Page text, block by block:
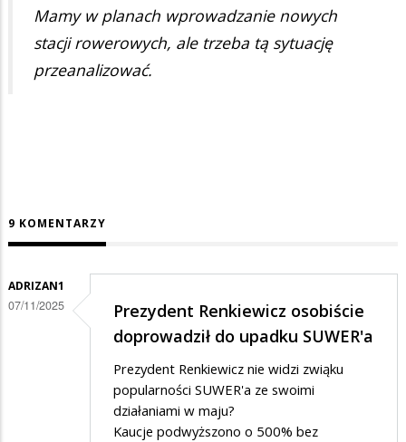
Mamy w planach wprowadzanie nowych
stacji rowerowych, ale trzeba tą sytuację
przeanalizować.
9 KOMENTARZY
ADRIZAN1
07/11/2025
Prezydent Renkiewicz osobiście
doprowadził do upadku SUWER'a
Prezydent Renkiewicz nie widzi zwiąku
popularności SUWER'a ze swoimi
działaniami w maju?
Kaucje podwyższono o 500% bez